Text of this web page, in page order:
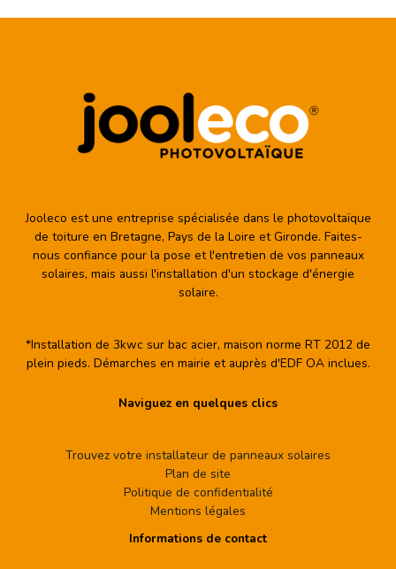
Jooleco est une entreprise spécialisée dans le photovoltaïque
de toiture en Bretagne, Pays de la Loire et Gironde. Faites-
nous confiance pour la pose et l'entretien de vos panneaux
solaires, mais aussi l'installation d'un stockage d'énergie
solaire.
*Installation de 3kwc sur bac acier, maison norme RT 2012 de
plein pieds. Démarches en mairie et auprès d'EDF OA inclues.
Naviguez en quelques clics
Trouvez votre installateur de panneaux solaires
Plan de site
Politique de confidentialité
Mentions légales
Informations de contact